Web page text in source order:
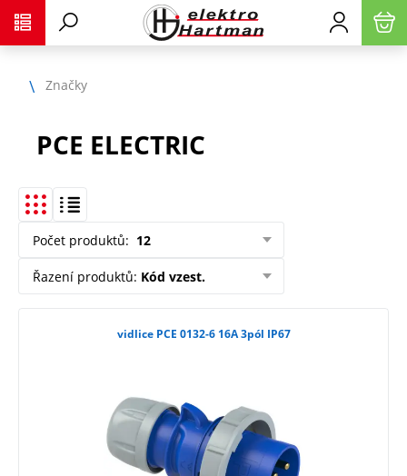
Značky
PCE ELECTRIC
Počet produktů: 12
Řazení produktů: Kód vzest.
vidlice PCE 0132-6 16A 3pól IP67